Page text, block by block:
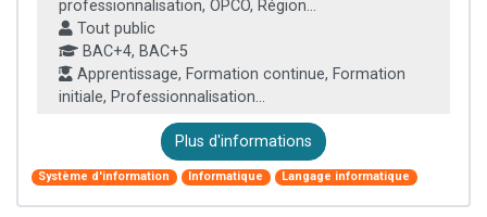
professionnalisation, OPCO, Région...
Tout public
BAC+4, BAC+5
Apprentissage, Formation continue, Formation
initiale, Professionnalisation...
Plus d'informations
Système d'information Informatique Langage informatique